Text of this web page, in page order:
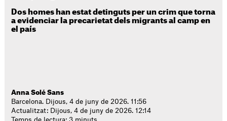
Dos homes han estat detinguts per un crim que torna
a evidenciar la precarietat dels migrants al camp en
el país
Anna Solé Sans
Barcelona. Dijous, 4 de juny de 2026. 11:56
Actualitzat: Dijous, 4 de juny de 2026. 12:14